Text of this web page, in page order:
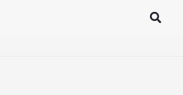
Search